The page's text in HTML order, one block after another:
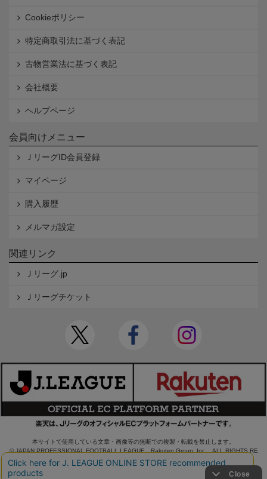
Cookieポリシー
特定商取引法に基づく表記
古物営業法に基づく表記
会社概要
ヘルプページ
会員向けメニュー
ＪリーグID会員登録
マイページ
購入履歴
メルマガ設定
関連リンク
Ｊリーグ.jp
Ｊリーグチケット
本サイトで使用している文章・画像等の無断での複製・転載を禁止します。
© JAPAN PROFESSIONAL FOOTBALL LEAGUE Rakuten Group, Inc. ALL RIGHTS RE
SERVED.